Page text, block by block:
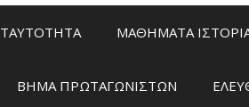
ΤΑΥΤΟΤΗΤΑ ΜΑΘΗΜΑΤΑ
ΒΗΜΑ ΠΡΩΤΑΓΩΝΙΣΤΩΝ